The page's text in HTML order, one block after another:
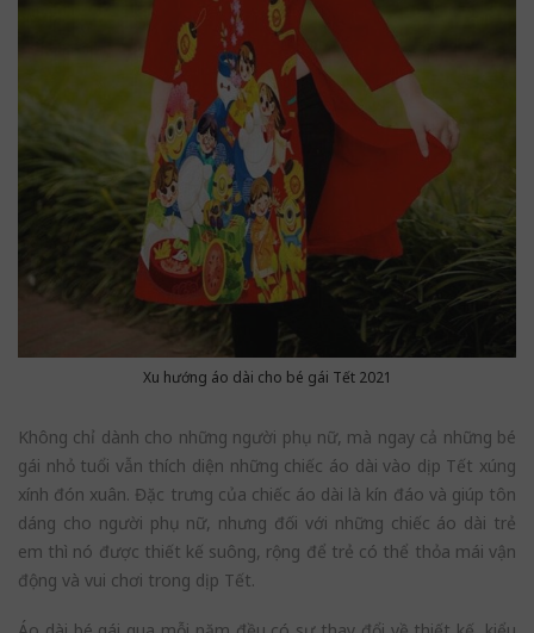
Xu hướng áo dài cho bé gái Tết 2021
Không chỉ dành cho những người phụ nữ, mà ngay cả những bé
gái nhỏ tuổi vẫn thích diện những chiếc áo dài vào dịp Tết xúng
xính đón xuân. Đặc trưng của chiếc áo dài là kín đáo và giúp tôn
dáng cho người phụ nữ, nhưng đối với những chiếc áo dài trẻ
em thì nó được thiết kế suông, rộng để trẻ có thể thỏa mái vận
động và vui chơi trong dịp Tết.